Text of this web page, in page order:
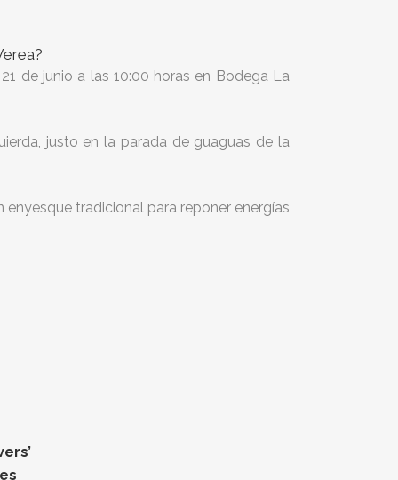
de junio a las 10:00 horas en Bodega La
justo en la parada de guaguas de la
tradicional para reponer energías